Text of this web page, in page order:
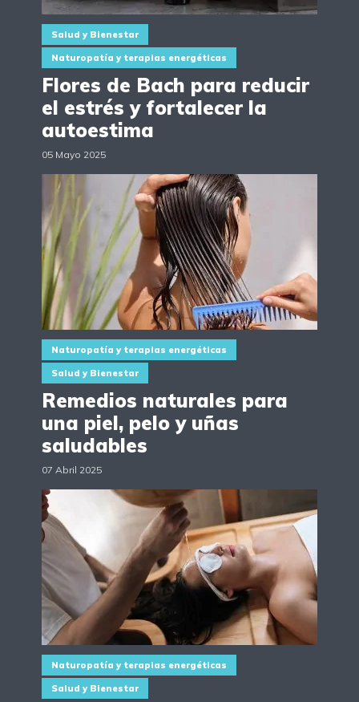
Salud y Bienestar
Naturopatía y terapias energéticas
Flores de Bach para reducir
el estrés y fortalecer la
autoestima
05 Mayo 2025
Naturopatía y terapias energéticas
Salud y Bienestar
Remedios naturales para
una piel, pelo y uñas
saludables
07 Abril 2025
Naturopatía y terapias energéticas
Salud y Bienestar